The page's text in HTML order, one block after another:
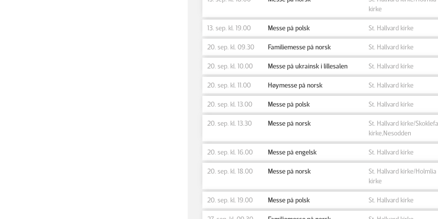
kirke
13. sep. kl. 19.00 Messe på polsk St. Hallvard kirke
20. sep. kl. 09.30 Familiemesse på norsk St. Hallvard kirke
20. sep. kl. 10.00 Messe på ukrainsk i lillesalen St. Hallvard kirke
20. sep. kl. 11.00 Høymesse på norsk St. Hallvard kirke
20. sep. kl. 13.00 Messe på polsk St. Hallvard kirke
20. sep. kl. 13.30 Messe på norsk
St. Hallvard kirke/
kirke,Nesodden
20. sep. kl. 16.00 Messe på engelsk St. Hallvard kirke
20. sep. kl. 18.00 Messe på norsk
St. Hallvard kirke/Holmlia
kirke
20. sep. kl. 19.00 Messe på polsk St. Hallvard kirke